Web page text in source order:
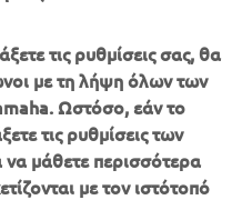
“look around” our 360-
at EICMA by using
left or by dragging
window! Also don’t miss
the feeling you were in
τις ρυθμίσεις σας, θα
με τη λήψη όλων των
Ωστόσο, εάν το
τις ρυθμίσεις των
μάθετε περισσότερα
με τον ιστότοπό